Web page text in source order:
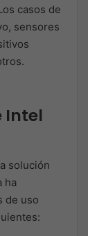
casos de
sensores
Intel
solución
ha
de uso